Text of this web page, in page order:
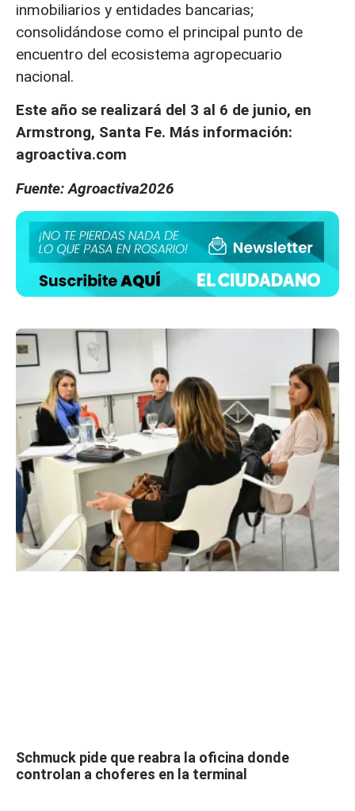
inmobiliarios y entidades bancarias;
consolidándose como el principal punto de
encuentro del ecosistema agropecuario
nacional.
Este año se realizará del 3 al 6 de junio, en
Armstrong, Santa Fe. Más información:
agroactiva.com
Fuente: Agroactiva2026
Schmuck pide que reabra la oficina donde
controlan a choferes en la terminal